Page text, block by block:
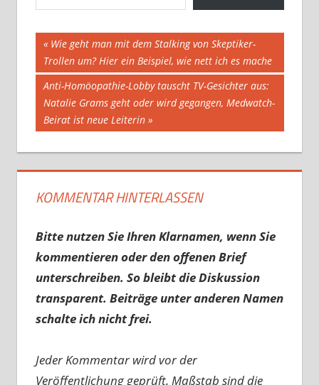
Beitragsnavigation
Vorheriger
Beitrag:
Wie geht man mit dem Stalking von Skeptiker-
Trollen um? Hier ein Beispiel, wie nett ich es mache
Nächster
Beitrag:
Anti-Homöopathie-Lobby tauscht TV-Gesichter aus:
Natalie Grams geht oder wird gegangen, Medwatch-
Beirat ist neue Leiterin
KOMMENTAR HINTERLASSEN
Bitte nutzen Sie Ihren Klarnamen, wenn Sie
kommentieren oder den offenen Brief
unterschreiben. So bleibt die Diskussion
transparent. Beiträge unter anderen Namen
schalte ich nicht frei.
Jeder Kommentar wird vor der
Veröffentlichung geprüft. Maßstab sind die